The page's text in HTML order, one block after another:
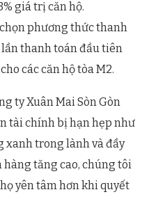
giá trị căn hộ.
phương thức thanh
thanh toán đầu tiên
các căn hộ tòa M2.
ty Xuân Mai Sòn Gòn
tài chính bị hạn hẹp như
xanh trong lành và đầy
tăng cao, chúng tôi
yên tâm hơn khi quyết